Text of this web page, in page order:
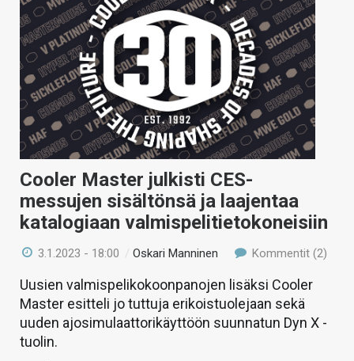
HINTA.FI
KAUPPA
VAIHDA TEEMA
HAKU
Cooler Master julkisti CES-
messujen sisältönsä ja laajentaa
katalogiaan valmispelitietokoneisiin
3.1.2023 - 18:00 /Oskari Manninen Kommentit (2)
Uusien valmispelikokoonpanojen lisäksi Cooler
Master esitteli jo tuttuja erikoistuolejaan sekä
uuden ajosimulaattorikäyttöön suunnatun Dyn X -
tuolin.